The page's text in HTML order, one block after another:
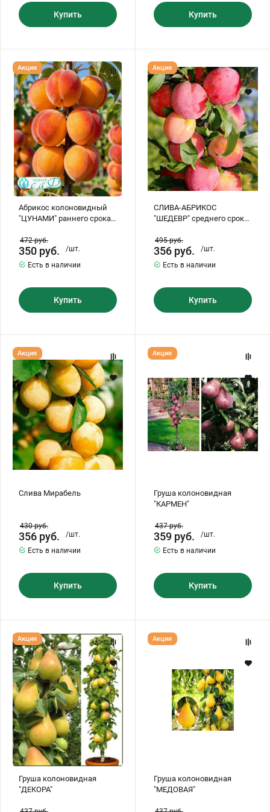
Хризантемы саженцы
Купить Купить
Абрикос
колоновидный
"ЦУНАМИ"
раннего
срока
созревания
(самоплодный)
Абрикос колоновидный
"ЦУНАМИ" раннего срока
(самоплодный)
Акция
472руб.
350 руб.
/шт.
Есть в наличии
Купить
СЛИВА-
АБРИКОС
"ШЕДЕВР"
среднего
срока
созревания
(самоплодный)
СЛИВА-АБРИКОС
"ШЕДЕВР" среднего срока
(самоплодный)
Акция
495руб.
356 руб.
/шт.
Есть в наличии
Купить
Слива
Мирабель
Слива Мирабель
Акция
430руб.
356 руб.
/шт.
Есть в наличии
Купить
Груша
колоновидная
Груша колоновидная
"КАРМЕН"
Акция
437руб.
359 руб.
/шт.
Есть в наличии
Купить
Груша
колоновидная
"ДЕКОРА"
Груша колоновидная
"ДЕКОРА"
Акция
Груша
колоновидная
Груша колоновидная
"МЕДОВАЯ"
Акция